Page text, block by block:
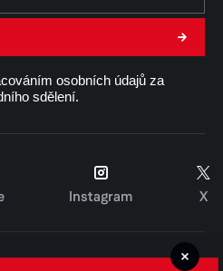
osobních údajů za
sdělení.
Instagram X